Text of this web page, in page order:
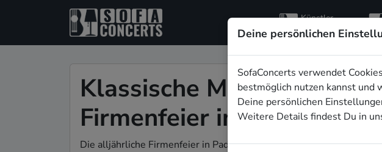
Künstler
entdecken
Klassische Musiker*innen
Firmenfeier in Paderborn
Die alljährliche Firmenfeier in Paderborn steht an und Du bist auf
Deine persönlichen
SofaConcerts verwendet
bestmöglich nutzen kannst und
Deine persönlichen
Weitere Details findest Du in